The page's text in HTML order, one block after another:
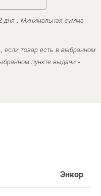
дня . Минимальная сумма
товар есть в выбранном
пункте выдачи -
Энкор